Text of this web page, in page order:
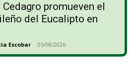
promueven el
del Eucalipto en
Escobar - 05/08/2026